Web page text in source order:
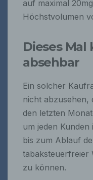
auf maximal
Höchstvolumen
Dieses Mal
absehbar
Ein solcher
nicht abzusehen,
den letzten
um jeden
bis zum Ablauf
tabaksteuerfreier
zu können.